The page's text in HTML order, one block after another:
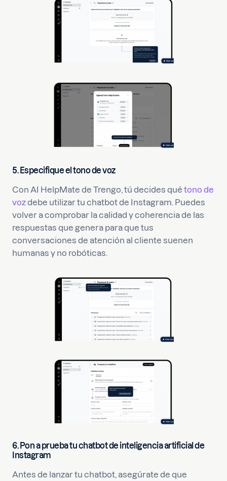
5. Especifique el tono de voz
Con AI HelpMate de Trengo, tú decides qué tono de
vozdebe utilizar tu chatbot de Instagram. Puedes
volver a comprobar la calidad y coherencia de las
respuestas que genera para que tus
conversaciones de atención al cliente suenen
humanas y no robóticas.
6. Pon a prueba tu chatbot de inteligencia artificial de
Instagram
Antes de lanzar tu chatbot, asegúrate de que